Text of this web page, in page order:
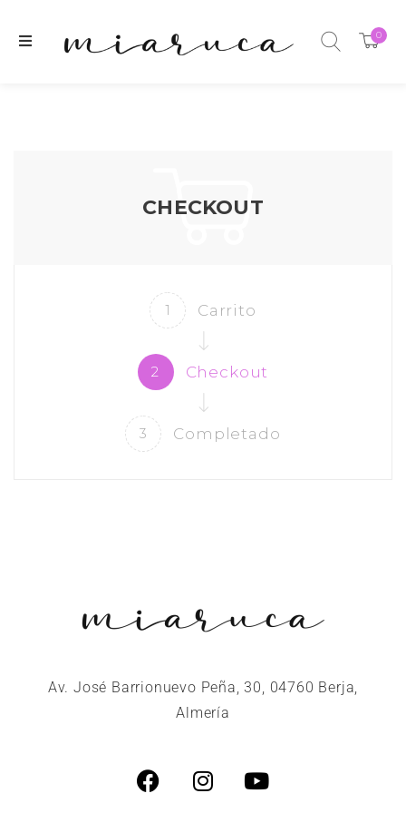
0
CHECKOUT
1 Carrito
2 Checkout
3 Completado
Av. José Barrionuevo Peña, 30, 04760 Berja,
Almería